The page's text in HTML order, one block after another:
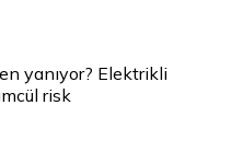
yanıyor? Elektrikli
risk